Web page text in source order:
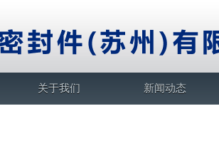
关于我们 新闻动态